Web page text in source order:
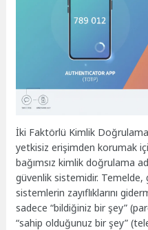
İki Faktörlü Kimlik Doğrulama
yetkisiz erişimden korumak
bağımsız kimlik doğrulama
güvenlik sistemidir. Temelde,
sistemlerin zayıflıklarını
sadece “bildiğiniz bir şey”
“sahip olduğunuz bir şey”